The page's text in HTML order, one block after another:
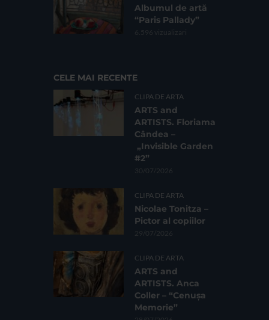
Albumul de artă
“Paris Pallady”
6.596 vizualizari
CELE MAI RECENTE
CLIPA DE ARTA
ARTS and
ARTISTS. Floriama
Cândea –
„Invisible Garden
#2”
30/07/2026
CLIPA DE ARTA
Nicolae Tonitza –
Pictor al copiilor
29/07/2026
CLIPA DE ARTA
ARTS and
ARTISTS. Anca
Coller – “Cenușa
Memorie”